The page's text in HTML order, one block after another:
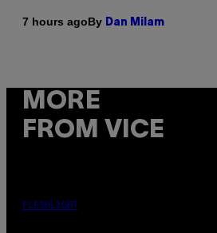
7 hours agoBy Dan Milam
MORE
FROM VICE
FLESHLIGHT